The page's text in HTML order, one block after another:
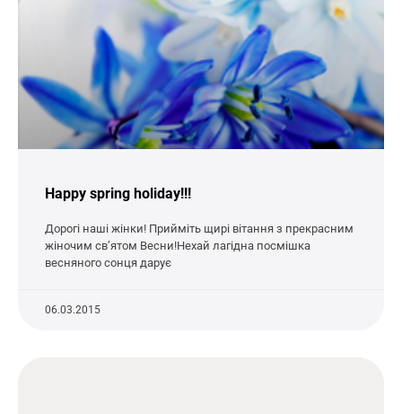
Happy spring holiday!!!
Дорогі наші жінки! Прийміть щирі вітання з прекрасним
жіночим св’ятом Весни!Нехай лагідна посмішка
весняного сонця дарує
06.03.2015